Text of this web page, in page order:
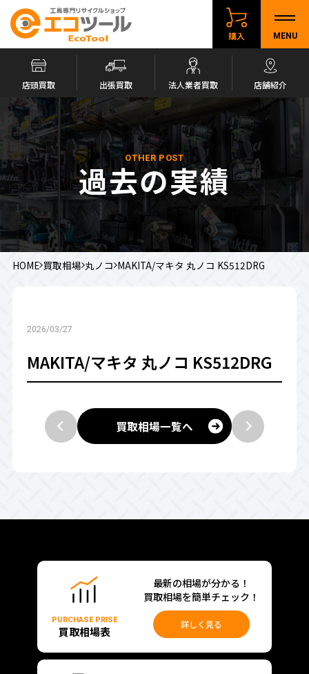
購入 MENU
店頭買取 出張買取 法人業者買取 店舗紹介
OTHER POST
過去の実績
HOME 買取相場 丸ノコ MAKITA/マキタ 丸ノコ KS512DRG
2026/03/27
MAKITA/マキタ 丸ノコ KS512DRG
買取相場一覧へ
PURCHASE PRISE
買取相場表
最新の相場が分かる！
買取相場を簡単チェック！
詳しく見る